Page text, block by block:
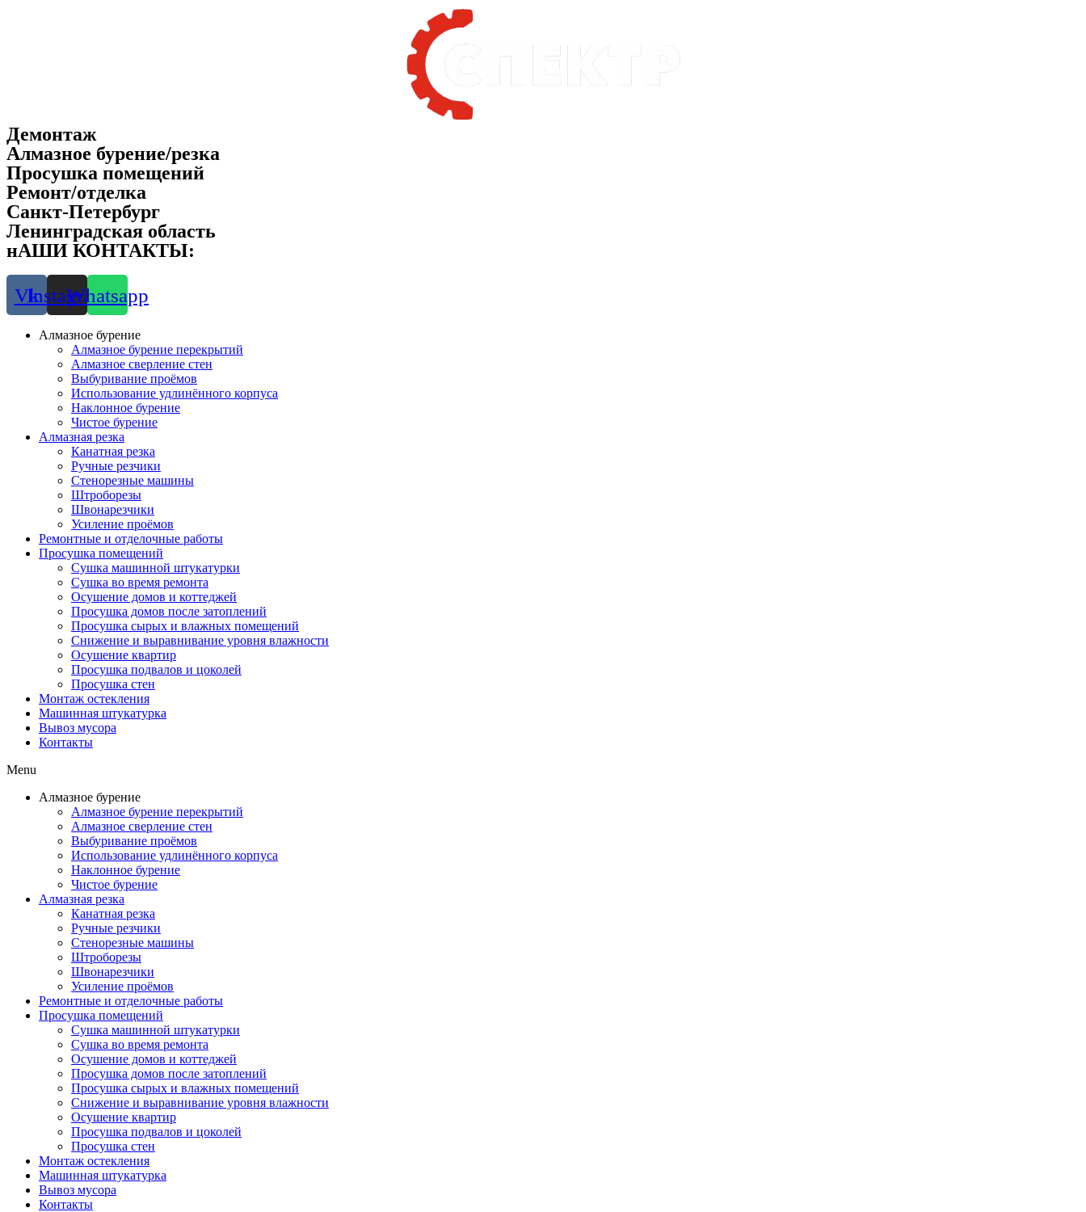
Демонтаж
Алмазное бурение/резка
Просушка помещений
Ремонт/отделка
Санкт-Петербург
Ленинградская область
нАШИ КОНТАКТЫ:
VkInstagramWhatsapp
Алмазное бурение
Алмазное бурение перекрытий
Алмазное сверление стен
Выбуривание проёмов
Использование удлинённого корпуса
Наклонное бурение
Чистое бурение
Алмазная резка
Канатная резка
Ручные резчики
Стенорезные машины
Штроборезы
Швонарезчики
Усиление проёмов
Ремонтные и отделочные работы
Просушка помещений
Сушка машинной штукатурки
Сушка во время ремонта
Осушение домов и коттеджей
Просушка домов после затоплений
Просушка сырых и влажных помещений
Снижение и выравнивание уровня влажности
Осушение квартир
Просушка подвалов и цоколей
Просушка стен
Монтаж остекления
Машинная штукатурка
Вывоз мусора
Контакты
Menu
Алмазное бурение
Алмазное бурение перекрытий
Алмазное сверление стен
Выбуривание проёмов
Использование удлинённого корпуса
Наклонное бурение
Чистое бурение
Алмазная резка
Канатная резка
Ручные резчики
Стенорезные машины
Штроборезы
Швонарезчики
Усиление проёмов
Ремонтные и отделочные работы
Просушка помещений
Сушка машинной штукатурки
Сушка во время ремонта
Осушение домов и коттеджей
Просушка домов после затоплений
Просушка сырых и влажных помещений
Снижение и выравнивание уровня влажности
Осушение квартир
Просушка подвалов и цоколей
Просушка стен
Монтаж остекления
Машинная штукатурка
Вывоз мусора
Контакты